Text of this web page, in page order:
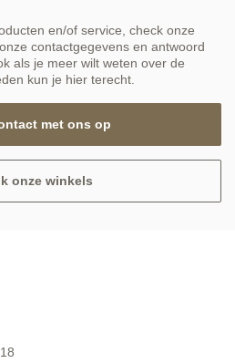
en/of service, check onze
contactgegevens en antwoord
als je meer wilt weten over de
kun je hier terecht.
met ons op
onze winkels